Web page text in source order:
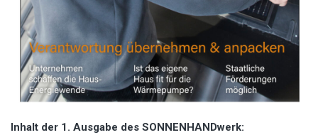
Inhalt der 1. Ausgabe des SONNENHANDwerk: